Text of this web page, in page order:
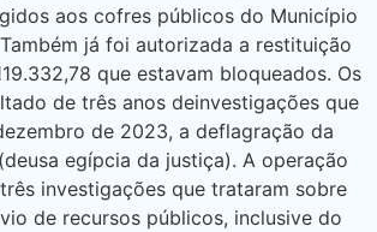
aos cofres públicos do Município
já foi autorizada a restituição
que estavam bloqueados. Os
de três anos deinvestigações que
de 2023, a deflagração da
egípcia da justiça). A operação
investigações que trataram sobre
de recursos públicos, inclusive do